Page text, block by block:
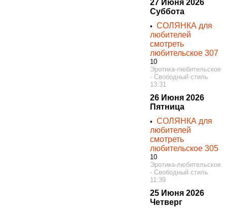
27 Июня 2026
Суббота
•СОЛЯНКА для
любителей
смотреть
любительское 307
10
Эротика-любительское
- Свободный стиль
13:31
26 Июня 2026
Пятница
•СОЛЯНКА для
любителей
смотреть
любительское 305
10
Эротика-любительское
- Свободный стиль
11:39
25 Июня 2026
Четверг